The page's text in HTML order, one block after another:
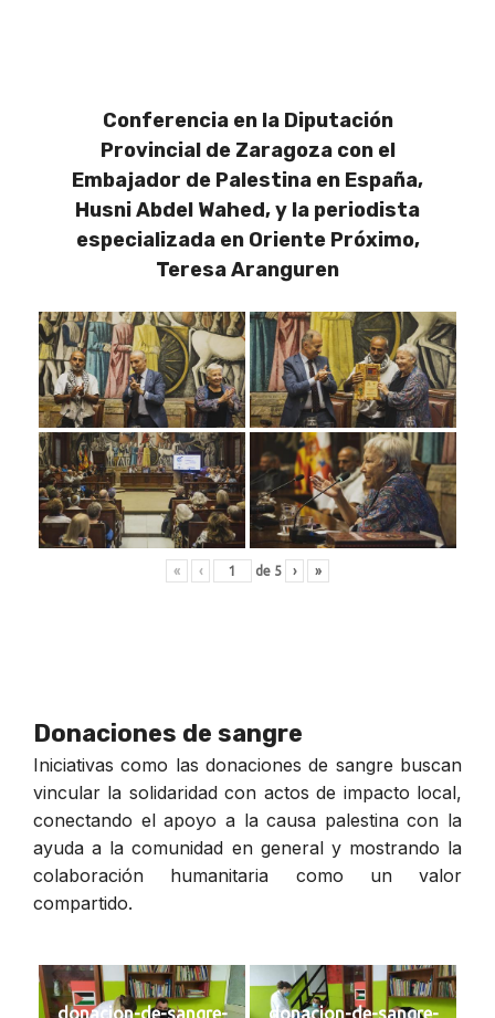
Conferencia en la Diputación
Provincial de Zaragoza con el
Embajador de Palestina en España,
Husni Abdel Wahed, y la periodista
especializada en Oriente Próximo,
Teresa Aranguren
« ‹ de 5 › »
Donaciones de sangre
Iniciativas como las donaciones de sangre buscan
vincular la solidaridad con actos de impacto local,
conectando el apoyo a la causa palestina con la
ayuda a la comunidad en general y mostrando la
colaboración humanitaria como un valor
compartido.
donacion-de-sangre-
donacion-de-sangre-